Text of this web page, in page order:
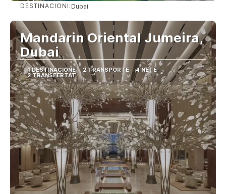
DESTINACIONI: Dubai
Mandarin Oriental Jumeira,
Dubai
1 DESTINACIONE 2 TRANSPORTE 4 NETË
2 TRANSFERTAT